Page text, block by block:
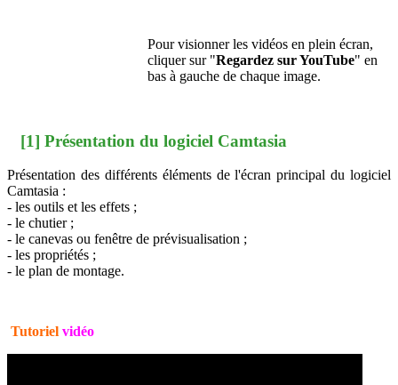
Pour visionner les vidéos en plein écran,
cliquer sur "Regardez sur YouTube" en
bas à gauche de chaque image.
[1] Présentation du logiciel Camtasia
Présentation des différents éléments de l'écran principal du logiciel
Camtasia :
- les outils et les effets ;
- le chutier ;
- le canevas ou fenêtre de prévisualisation ;
- les propriétés ;
- le plan de montage.
Tutoriel vidéo